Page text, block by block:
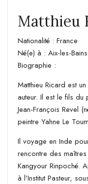
Matthieu
Nationalité : France
Né(e) à : Aix-les-
Biographie :
Matthieu Ricard est
auteur. Il est le fils du
Jean-François Revel
peintre Yahne Le
Il voyage en Inde
rencontre des
Kangyour Rinpoché.
à l’Institut Pasteur,